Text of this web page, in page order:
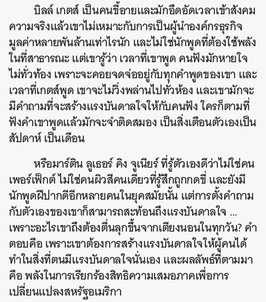
บิลล์ เกตส์ เป็นคนขี้อายและมักอึดอัดเวลาเข้าสังคม
ความจริงแล้วเขาไม่เหมาะกับการเป็นผู้นำองค์กรธุรกิจ
มูลค่าหลายพันล้านเท่าไรนัก และไม่ใช่นักพูดที่ต้องใช้พลัง
ในที่สาธารณะ แต่เขารู้ว่า เวลาที่เขาพูด คนฟังมักหายใจ
ไม่ทั่วท้อง เพราะจะคอยจดจ่ออยู่กับทุกคำพูดของเขา และ
เวลาที่เกตส์พูด เขาจะไม่วิ่งพล่านไปทั่วห้อง และเขามักจะ
มีคำถามที่จะสร้างแรงบันดาลใจให้กับคนฟัง ใครก็ตามที่
ฟังคำเขาพูดแล้วมักจะจำติดสมอง เป็นสิ่งเตือนตัวเองเป็น
สัปดาห์ เป็นเดือน
หรือมาร์ติน ลูเธอร์ คิง จูเนียร์ ที่รู้ตัวเองดีว่าไม่ใช่คน
เพอร์เฟ็กต์ ไม่ใช่คนผิวสีคนเดียวที่รู้สึกถูกกดขี่ และยังมี
นักพูดฝีปากดีอีกหลายคนในยุคสมัยนั้น แต่การตั้งคำถาม
กับตัวเองของเขาก็สามารถสะท้อนถึงแรงบันดาลใจ …
เพราะอะไรเขาถึงต้องตื่นลุกขึ้นจากเตียงนอนในทุกวัน? คำ
ตอบคือ เพราะเขาต้องการสร้างแรงบันดาลใจให้ผู้คนได้
ทำในสิ่งที่ตนมีแรงบันดาลใจนั่นเอง และผลลัพธ์ที่ตามมา
คือ พลังในการเรียกร้องสิทธิความเสมอภาคเพื่อการ
เปลี่ยนแปลงสหรัฐอเมริกา